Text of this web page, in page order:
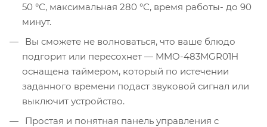
50 °С, максимальная 280 °С, время работы- до 90
минут.
Вы сможете не волноваться, что ваше блюдо
подгорит или пересохнет — MMO-483MGR01H
оснащена таймером, который по истечении
заданного времени подаст звуковой сигнал или
выключит устройство.
Простая и понятная панель управления с